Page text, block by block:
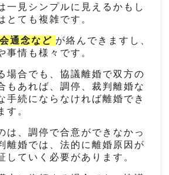
一見シンプルに見えるかもし
とても複雑です。
通念など が絡んできますし、
事情も様々です。
場合でも、協議離婚で双方の
もあれば、調停、裁判離婚な
手続にならなければ離婚でき
す。
は、調停で合意ができなかっ
離婚では、法的に離婚原因が
していく必要があります。